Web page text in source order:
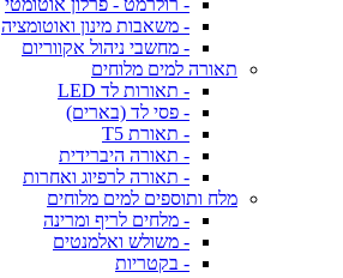
- רולרמט - פרלון אוטומטי
- משאבות מינון ואוטומציה
- מחשבי ניהול אקווריום
תאורה למים מלוחים
- תאורות לד LED
- פסי לד (בארים)
- תאורת T5
- תאורה היברידית
- תאורה לרפיוג ואחרות
מלח ותוספים למים מלוחים
- מלחים לריף ומרינה
- משולש ואלמנטים
- בקטריות